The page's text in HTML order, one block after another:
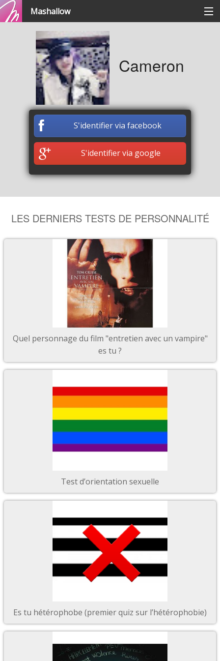
Mashallow
Catégories
Se connecter / s'inscrire
Créer une battle
Créer un quizz
Cameron
S'identifier via facebook
S'identifier via google
LES DERNIERS TESTS DE PERSONNALITÉ
Quel personnage du film "entretien avec un vampire"
es tu ?
Test d’orientation sexuelle
Es tu hétérophobe (premier quiz sur l’hétérophobie)